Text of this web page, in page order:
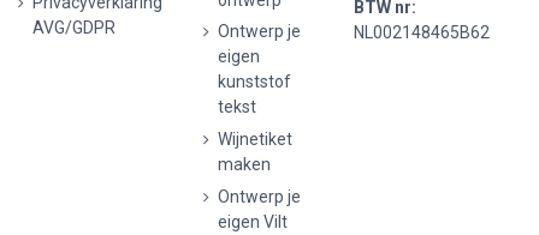
AVG/GDPR
Ontwerp je
eigen
kunststof
tekst
Wijnetiket
maken
Ontwerp je
eigen Vilt
BTW nr:
NL002148465B62